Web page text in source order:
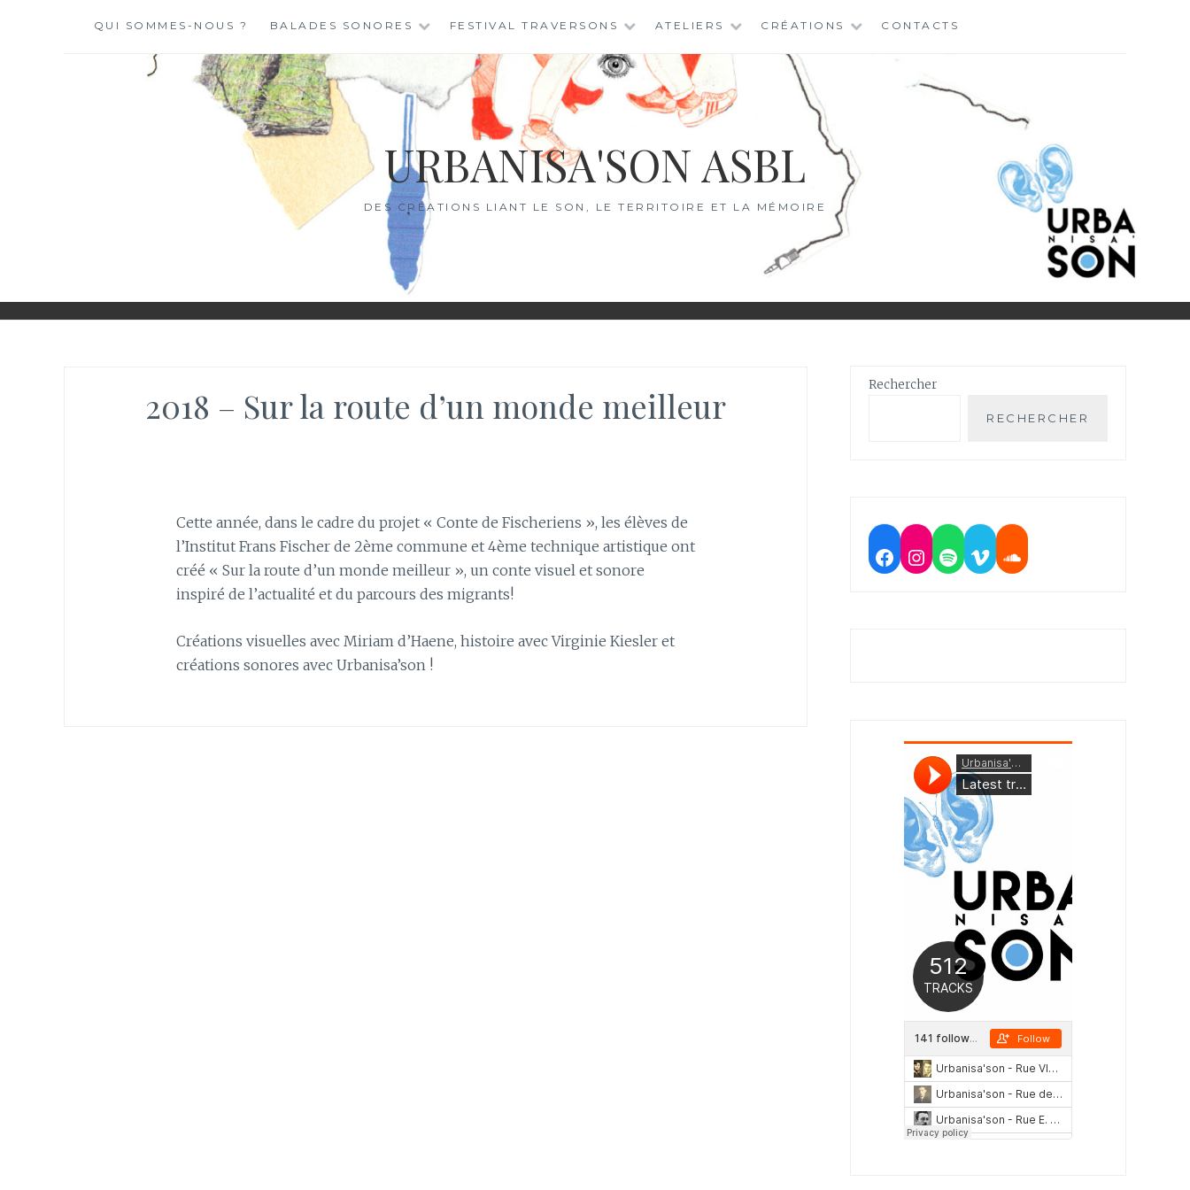
QUI SOMMES-NOUS ? BALADES SONORES FESTIVAL TRAVERSONS ATELIERS CRÉATIONS CONTACTS
URBANISA'SON ASBL
DES CRÉATIONS LIANT LE SON, LE TERRITOIRE ET LA MÉMOIRE
2018 – Sur la route d’un monde meilleur
Cette année, dans le cadre du projet « Conte de Fischeriens », les élèves de
l’Institut Frans Fischer de 2ème commune et 4ème technique artistique ont
créé « Sur la route d’un monde meilleur », un conte visuel et sonore
inspiré de l’actualité et du parcours des migrants!
Créations visuelles avec Miriam d’Haene, histoire avec Virginie Kiesler et
créations sonores avec Urbanisa’son !
Rechercher
RECHERCHER
Facebook
Instagram
Spotify
VimeoSoundcloud